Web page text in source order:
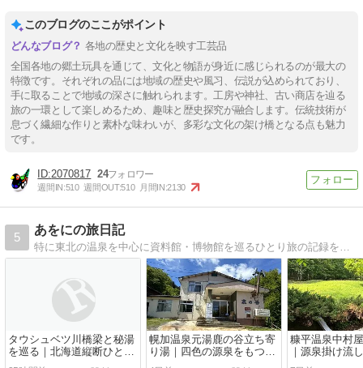
このブログのここがポイント
各地の歴史と文化を映す工芸品
全国各地の郷土玩具を通じて、文化と物語が身近に感じられるのが最大の
特徴です。それぞれの品には地域の歴史や風习、伝説が込められており、
手に取ることで地域の深さに触れられます。工房や神社、古い商店を辿る
旅の一環として楽しめるため、趣味と歴史探究が融合します。伝統技術が
息づく繊細な作りと素朴な味わいが、多彩な文化の架け橋となる点も魅力
です。
2070817 24
週間IN:510 週間OUT:510 月間IN:2130
5
あをにの旅日記
特に東北の温泉を中心に資料館・博物館を巡るひとり旅の記録を気ままに記します
タウシュベツ川橋梁と秘湯
を巡る｜北海道縦断ひとり
旅【五日目】
幌加温泉元湯鹿の谷立ち寄
り湯｜四色の源泉をもつ秘
境の中の秘湯中の秘湯
糠平温泉中村
｜源泉掛け流
ダンさの両立